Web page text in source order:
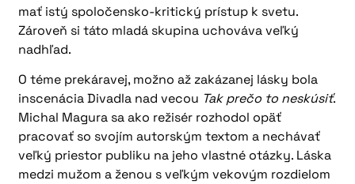
mať istý spoločensko-kritický prístup k svetu.
Zároveň si táto mladá skupina uchováva veľký
nadhľad.
O téme prekáravej, možno až zakázanej lásky bola
inscenácia Divadla nad vecou Tak prečo to neskúsiť.
Michal Magura sa ako režisér rozhodol opäť
pracovať so svojím autorským textom a nechávať
veľký priestor publiku na jeho vlastné otázky. Láska
medzi mužom a ženou s veľkým vekovým rozdielom